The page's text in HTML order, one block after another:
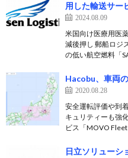
用した輸送サー
2024.08.09
米国向け医療用医
減後押し 郵船ロジ
の低い航空燃料「
Hacobu、車両
2020.08.28
安全運転評価や到
キュリティーも強
ビス「MOVO
日立ソリューシ